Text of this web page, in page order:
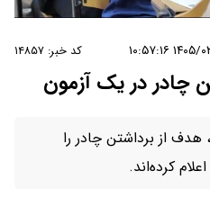
۳۱ ۱۰:۵۷:۱۶ کد خبر: ۱۴۸۵۷
چادر در یک آزمون
از برداشتن چادر را
کرده‌اند.